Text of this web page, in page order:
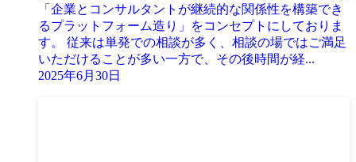
「企業とコンサルタントが継続的な関係性を構築でき
るプラットフォーム造り」をコンセプトにしておりま
す。 従来は単発での相談が多く、相談の場ではご満足
いただけることが多い一方で、その後時間が経...
2025年6月30日